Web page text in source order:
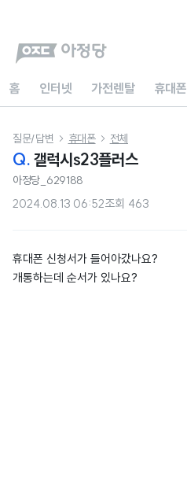
홈 인터넷 가전렌탈 휴대폰
질문/답변  휴대폰  전체
Q. 갤럭시s23플러스
아정당_629188
2024.08.13 06:52조회 463
휴대폰 신청서가 들어아갔나요?
개통하는데 순서가 있나요?